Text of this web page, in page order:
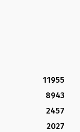
11955
8943
2457
2027